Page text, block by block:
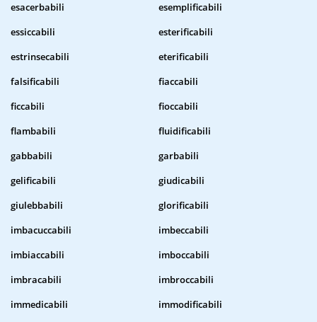
esacerbabili
esemplificabili
essiccabili
esterificabili
estrinsecabili
eterificabili
falsificabili
fiaccabili
ficcabili
fioccabili
flambabili
fluidificabili
gabbabili
garbabili
gelificabili
giudicabili
giulebbabili
glorificabili
imbacuccabili
imbeccabili
imbiaccabili
imboccabili
imbracabili
imbroccabili
immedicabili
immodificabili